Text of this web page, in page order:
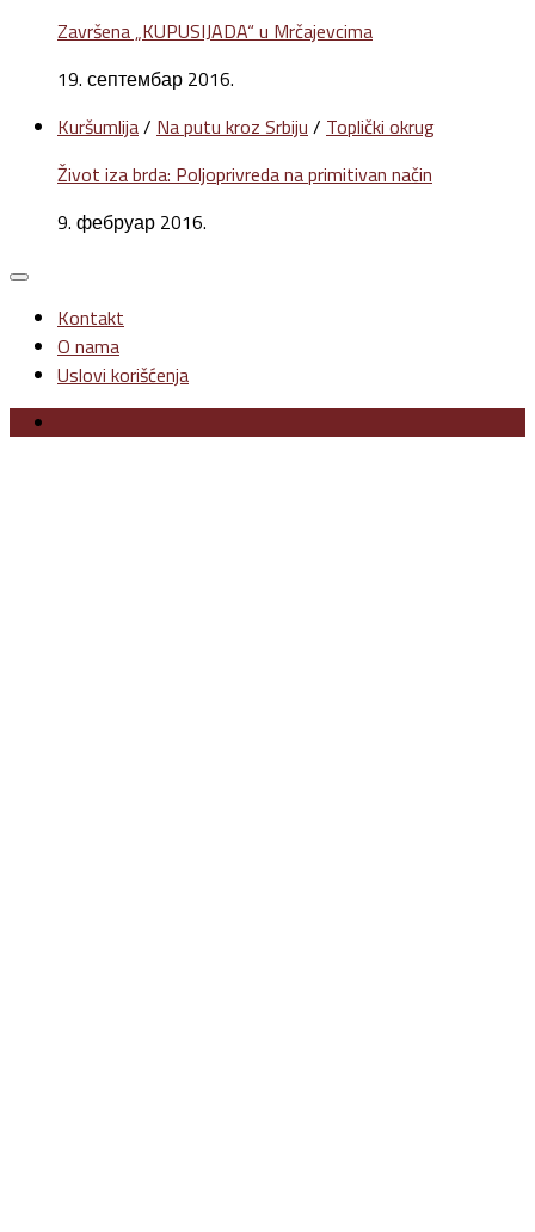
Završena „KUPUSIJADA“ u Mrčajevcima
19. септембар 2016.
Kuršumlija/ Na putu kroz Srbiju / Toplički okrug
Život iza brda: Poljoprivreda na primitivan način
9. фебруар 2016.
Kontakt
O nama
Uslovi korišćenja